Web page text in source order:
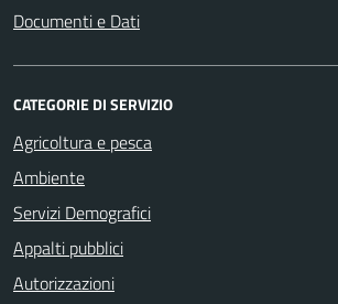
Documenti e Dati
CATEGORIE DI SERVIZIO
Agricoltura e pesca
Ambiente
Servizi Demografici
Appalti pubblici
Autorizzazioni